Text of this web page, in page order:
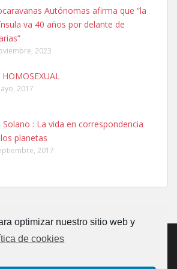
optimizar nuestro sitio web y
de cookies
una ninfa papillera, asustada tiene miedo a la
zon...
6.7.2025
para mi perrita ya que por temas de trabajo
gente r...
Autónomas afirma que “la
va 40 años por delante de
2023
HOMOSEXUAL
2017
Solano : La vida en correspondencia
planetas
2017